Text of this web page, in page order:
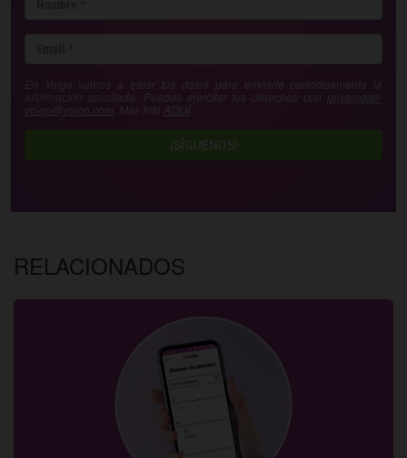
En Yoigo vamos a tratar tus datos para enviarte periódicamente la
información solicitada. Puedes ejercitar tus derechos con privacidad-
yoigo@yoigo.com . Más Info AQUÍ
¡SÍGUENOS!
RELACIONADOS